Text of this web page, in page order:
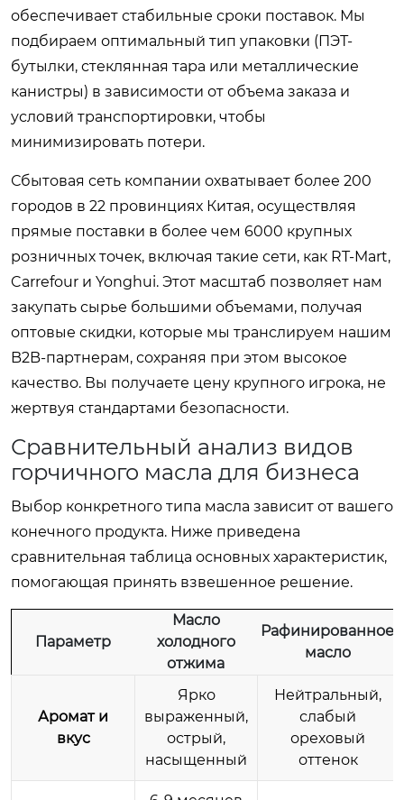
обеспечивает стабильные сроки поставок. Мы
подбираем оптимальный тип упаковки (ПЭТ-
бутылки, стеклянная тара или металлические
канистры) в зависимости от объема заказа и
условий транспортировки, чтобы
минимизировать потери.
Сбытовая сеть компании охватывает более 200
городов в 22 провинциях Китая, осуществляя
прямые поставки в более чем 6000 крупных
розничных точек, включая такие сети, как RT-Mart,
Carrefour и Yonghui. Этот масштаб позволяет нам
закупать сырье большими объемами, получая
оптовые скидки, которые мы транслируем нашим
B2B-партнерам, сохраняя при этом высокое
качество. Вы получаете цену крупного игрока, не
жертвуя стандартами безопасности.
Сравнительный анализ видов
горчичного масла для бизнеса
Выбор конкретного типа масла зависит от вашего
конечного продукта. Ниже приведена
сравнительная таблица основных характеристик,
помогающая принять взвешенное решение.
Параметр
Масло
холодного
отжима
Рафинированное
масло
Аромат и
вкус
Ярко
выраженный,
острый,
насыщенный
Нейтральный,
слабый
ореховый
оттенок